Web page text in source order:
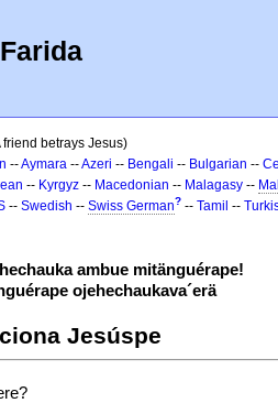
friend betrays Jesus)
--Aymara --Azeri -- Bengali -- Bulgarian --
-- Kyrgyz -- Macedonian -- Malagasy --
-- Swedish -- Swiss German? -- Tamil --
ambue mitänguérape!
ojehechaukava´erä
Jesúspe